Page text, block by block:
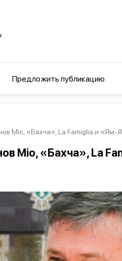
Предложить публикацию
Mio, «Бахча», La Famigliа и «Ям-
Mio, «Бахча», La